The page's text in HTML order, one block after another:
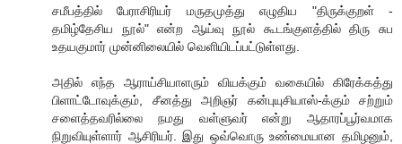
சமீபத்தில் பேராசிரியர் மருதமுத்து எழுதிய "திருக்குறள் -
தமிழ்தேசிய நூல்" என்ற ஆய்வு நூல் கூடங்குளத்தில் திரு சுப
உதயகுமார் முன்னிலையில் வெளியிடப்பட்டுள்ளது.
அதில் எந்த ஆராய்சியாளரும் வியக்கும் வகையில் கிரேக்கத்து
பிளாட்டோவுக்கும், சீனத்து அறிஞர் கன்புயுசியாஸ்-க்கும் சற்றும்
சளைத்தவரில்லை நமது வள்ளுவர் என்று ஆதாரப்பூர்வமாக
நிறுவியுள்ளார் ஆசிரியர். இது ஒவ்வொரு உண்மையான தமிழனும்,